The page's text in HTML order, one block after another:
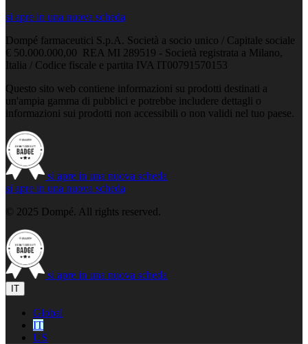
si apre in una nuova scheda
Dompé farmaceutici S.p.A. Società a socio unico / Capitale sociale
€ 50.000.000,00 REA MI 289519 - Società registrata a Milano,
Italia / Codice fiscale e partita IVA IT00791570153
Questo sito web contiene informazioni su prodotti destinati a
un'ampia gamma di pubblici e potrebbe includere dettagli o
informazioni sui prodotti non accessibili o non validi nel tuo paese.
si apre in una nuova scheda
si apre in una nuova scheda
© 2025 Dompé. All rights reserved.
si apre in una nuova scheda
IT
Global
IT
US